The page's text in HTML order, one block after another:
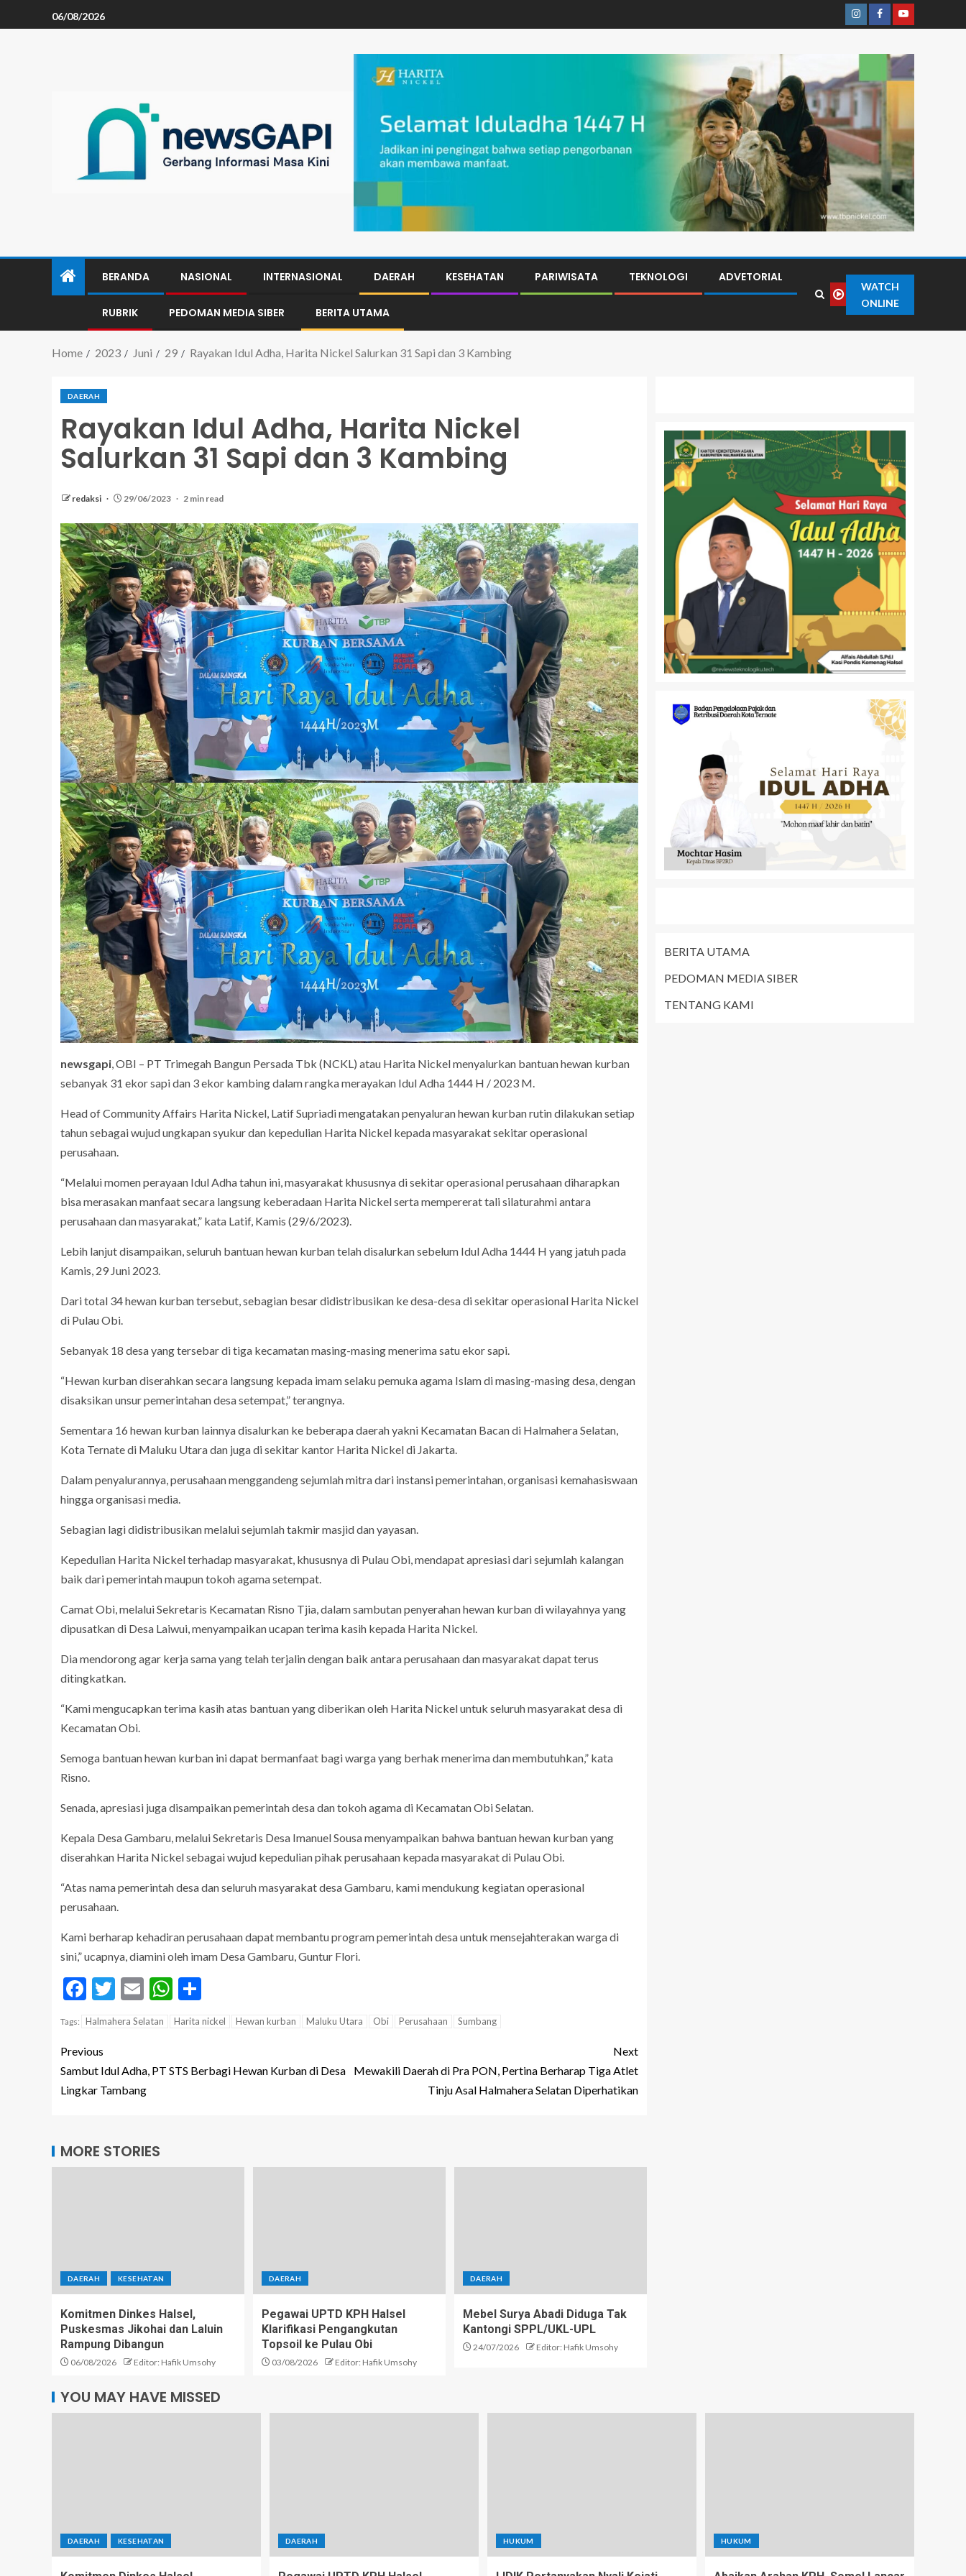
06/08/2026
BERANDA NASIONAL INTERNASIONAL DAERAH KESEHATAN PARIWISATA TEKNOLOGI ADVETORIAL
RUBRIK PEDOMAN MEDIA SIBER BERITA UTAMA
WATCH
ONLINE
Home 2023 Juni 29 Rayakan Idul Adha, Harita Nickel Salurkan 31 Sapi dan 3 Kambing
DAERAH
Rayakan Idul Adha, Harita Nickel
Salurkan 31 Sapi dan 3 Kambing
redaksi 29/06/2023 2 min read
newsgapi, OBI – PT Trimegah Bangun Persada Tbk (NCKL) atau Harita Nickel menyalurkan bantuan hewan kurban
sebanyak 31 ekor sapi dan 3 ekor kambing dalam rangka merayakan Idul Adha 1444 H / 2023 M.
Head of Community Affairs Harita Nickel, Latif Supriadi mengatakan penyaluran hewan kurban rutin dilakukan setiap
tahun sebagai wujud ungkapan syukur dan kepedulian Harita Nickel kepada masyarakat sekitar operasional
perusahaan.
“Melalui momen perayaan Idul Adha tahun ini, masyarakat khususnya di sekitar operasional perusahaan diharapkan
bisa merasakan manfaat secara langsung keberadaan Harita Nickel serta mempererat tali silaturahmi antara
perusahaan dan masyarakat,” kata Latif, Kamis (29/6/2023).
Lebih lanjut disampaikan, seluruh bantuan hewan kurban telah disalurkan sebelum Idul Adha 1444 H yang jatuh pada
Kamis, 29 Juni 2023.
Dari total 34 hewan kurban tersebut, sebagian besar didistribusikan ke desa-desa di sekitar operasional Harita Nickel
di Pulau Obi.
Sebanyak 18 desa yang tersebar di tiga kecamatan masing-masing menerima satu ekor sapi.
“Hewan kurban diserahkan secara langsung kepada imam selaku pemuka agama Islam di masing-masing desa, dengan
disaksikan unsur pemerintahan desa setempat,” terangnya.
Sementara 16 hewan kurban lainnya disalurkan ke beberapa daerah yakni Kecamatan Bacan di Halmahera Selatan,
Kota Ternate di Maluku Utara dan juga di sekitar kantor Harita Nickel di Jakarta.
Dalam penyalurannya, perusahaan menggandeng sejumlah mitra dari instansi pemerintahan, organisasi kemahasiswaan
hingga organisasi media.
Sebagian lagi didistribusikan melalui sejumlah takmir masjid dan yayasan.
Kepedulian Harita Nickel terhadap masyarakat, khususnya di Pulau Obi, mendapat apresiasi dari sejumlah kalangan
baik dari pemerintah maupun tokoh agama setempat.
Camat Obi, melalui Sekretaris Kecamatan Risno Tjia, dalam sambutan penyerahan hewan kurban di wilayahnya yang
dipusatkan di Desa Laiwui, menyampaikan ucapan terima kasih kepada Harita Nickel.
Dia mendorong agar kerja sama yang telah terjalin dengan baik antara perusahaan dan masyarakat dapat terus
ditingkatkan.
“Kami mengucapkan terima kasih atas bantuan yang diberikan oleh Harita Nickel untuk seluruh masyarakat desa di
Kecamatan Obi.
Semoga bantuan hewan kurban ini dapat bermanfaat bagi warga yang berhak menerima dan membutuhkan,” kata
Risno.
Senada, apresiasi juga disampaikan pemerintah desa dan tokoh agama di Kecamatan Obi Selatan.
Kepala Desa Gambaru, melalui Sekretaris Desa Imanuel Sousa menyampaikan bahwa bantuan hewan kurban yang
diserahkan Harita Nickel sebagai wujud kepedulian pihak perusahaan kepada masyarakat di Pulau Obi.
“Atas nama pemerintah desa dan seluruh masyarakat desa Gambaru, kami mendukung kegiatan operasional
perusahaan.
Kami berharap kehadiran perusahaan dapat membantu program pemerintah desa untuk mensejahterakan warga di
sini,” ucapnya, diamini oleh imam Desa Gambaru, Guntur Flori.
Facebook
Twitter
EmailWhatsApp
Tags: Halmahera Selatan Harita nickel Hewan kurban Maluku Utara Obi Perusahaan Sumbang
Previous
Sambut Idul Adha, PT STS Berbagi Hewan Kurban di Desa
Lingkar Tambang
Next
Mewakili Daerah di Pra PON, Pertina Berharap Tiga Atlet
Tinju Asal Halmahera Selatan Diperhatikan
MORE STORIES
DAERAH KESEHATAN
Komitmen Dinkes Halsel,
Puskesmas Jikohai dan Laluin
Rampung Dibangun
06/08/2026 Editor: Hafik Umsohy
DAERAH
Pegawai UPTD KPH Halsel
Klarifikasi Pengangkutan
Topsoil ke Pulau Obi
03/08/2026 Editor: Hafik Umsohy
DAERAH
Mebel Surya Abadi Diduga Tak
Kantongi SPPL/UKL-UPL
24/07/2026 Editor: Hafik Umsohy
BERITA UTAMA
PEDOMAN MEDIA SIBER
TENTANG KAMI
YOU MAY HAVE MISSED
DAERAH KESEHATAN DAERAH HUKUM HUKUM